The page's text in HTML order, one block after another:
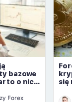
bazowe
o nich
Forex
się